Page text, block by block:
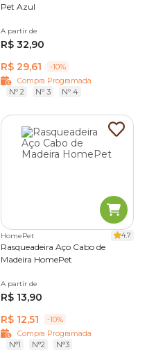
Pet Azul
A partir de
R$ 32,90
R$ 29,61
-10%
Compra Programada
Nº 2
Nº 3 Nº 4
HomePet 4.7
Rasqueadeira Aço Cabo de
Madeira HomePet
A partir de
R$ 13,90
R$ 12,51
-10%
Compra Programada
N°1
N°2 N°3